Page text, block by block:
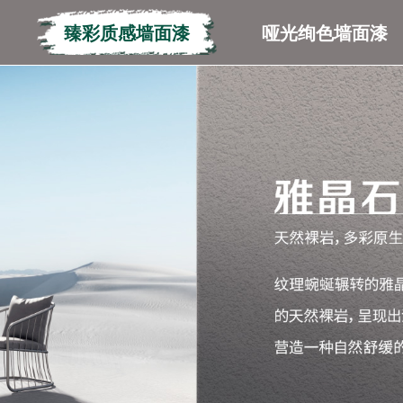
臻彩质感墙面漆 哑光绚色墙面漆